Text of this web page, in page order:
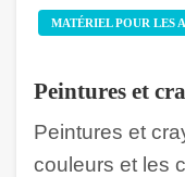
MATÉRIEL POUR LES
Peintures et
Peintures et
couleurs et les